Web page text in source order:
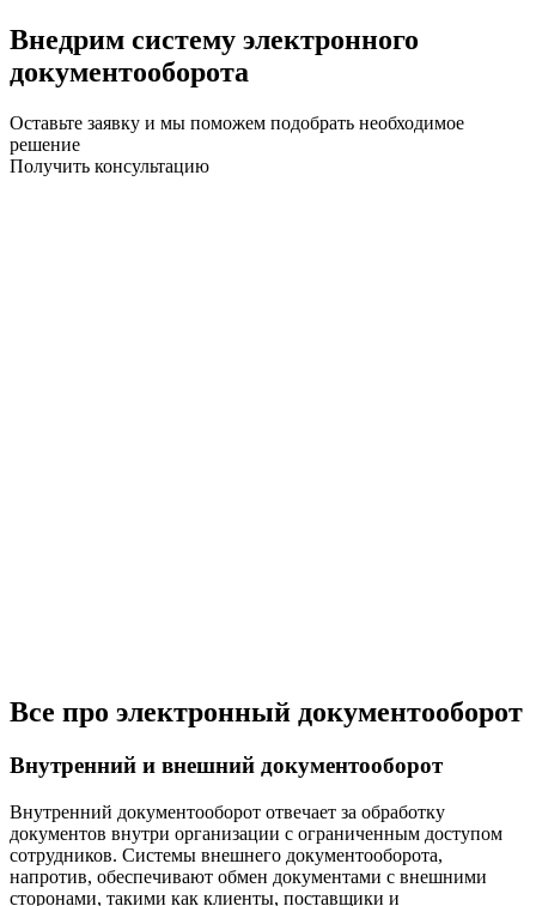
Внедрим систему электронного
документооборота
Оставьте заявку и мы поможем подобрать необходимое
решение
Получить консультацию
Все про электронный документооборот
Внутренний и внешний документооборот
Внутренний документооборот отвечает за обработку
документов внутри организации с ограниченным доступом
сотрудников. Системы внешнего документооборота,
напротив, обеспечивают обмен документами с внешними
сторонами, такими как клиенты, поставщики и